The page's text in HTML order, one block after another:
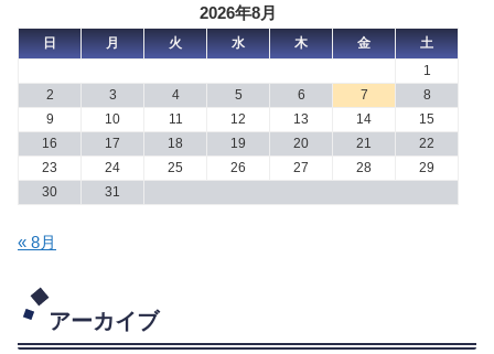
2026年8月
日 月 火 水 木 金
土
1
2
3 4 5 6 7
8
9
10 11 12 13 14
15
16
17 18 19 20 21
22
23
24 25 26 27 28
29
30
31
« 8月
アーカイブ